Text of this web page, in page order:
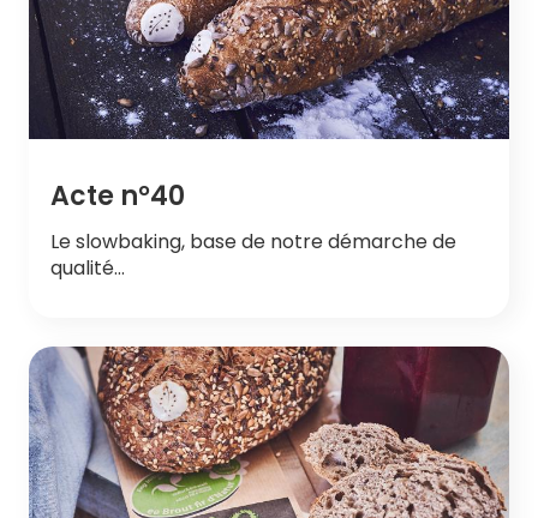
Acte n°40
Le slowbaking, base de notre démarche de
qualité…